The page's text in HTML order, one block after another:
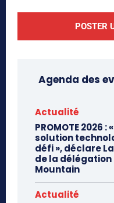
Agenda des
Actualité
PROMOTE 2026
solution
défi », déclare
de la délégation
Mountain
Actualité